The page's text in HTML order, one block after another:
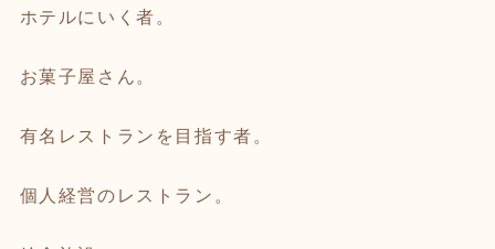
ホテルにいく者。
お菓子屋さん。
有名レストランを目指す者。
個人経営のレストラン。